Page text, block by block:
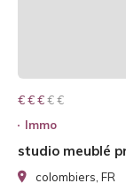
€ € € € €
€ € €
Immo
studio meublé
colombiers, FR